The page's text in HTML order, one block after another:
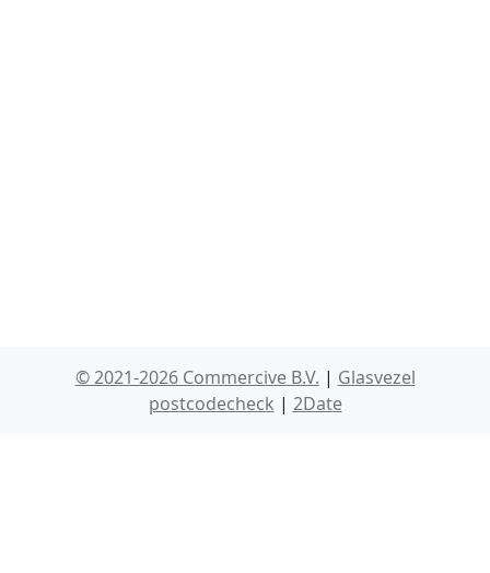
© 2021-2026 Commercive B.V. | Glasvezel
postcodecheck | 2Date